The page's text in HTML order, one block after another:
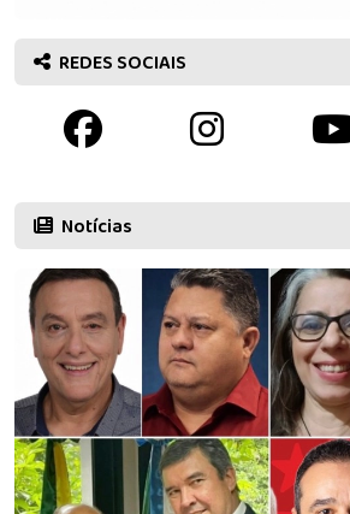
REDES SOCIAIS
Notícias